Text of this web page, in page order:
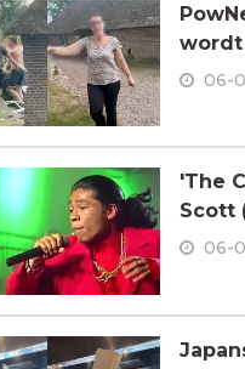
wordt
06-
'The
Scott
06-